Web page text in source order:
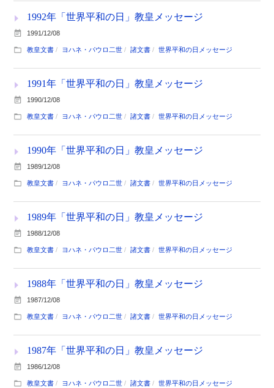
1992年「世界平和の日」教皇メッセージ
1991/12/08
教皇文書 ヨハネ・パウロ二世 諸文書 世界平和の日メッセージ
1991年「世界平和の日」教皇メッセージ
1990/12/08
教皇文書 ヨハネ・パウロ二世 諸文書 世界平和の日メッセージ
1990年「世界平和の日」教皇メッセージ
1989/12/08
教皇文書 ヨハネ・パウロ二世 諸文書 世界平和の日メッセージ
1989年「世界平和の日」教皇メッセージ
1988/12/08
教皇文書 ヨハネ・パウロ二世 諸文書 世界平和の日メッセージ
1988年「世界平和の日」教皇メッセージ
1987/12/08
教皇文書 ヨハネ・パウロ二世 諸文書 世界平和の日メッセージ
1987年「世界平和の日」教皇メッセージ
1986/12/08
教皇文書 ヨハネ・パウロ二世 諸文書 世界平和の日メッセージ